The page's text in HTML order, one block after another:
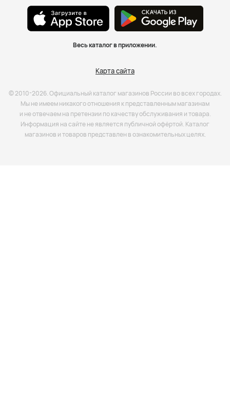
Весь каталог в приложении.
Карта сайта
© 2010-2026. Официальный каталог магазинов России во всех городах.
Мы не имеем никакого отношения к представленным магазинам
и не отвечаем на претензии по качеству обслуживания и товара.
Информация на сайте не является публичной офёртой. Каталог
магазинов и товаров представлен в ознакомительных целях.